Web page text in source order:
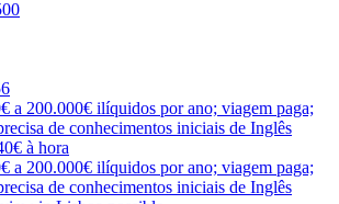
a 200.000€ ilíquidos por ano; viagem paga;
de conhecimentos iniciais de Inglês
à hora
a 200.000€ ilíquidos por ano; viagem paga;
de conhecimentos iniciais de Inglês